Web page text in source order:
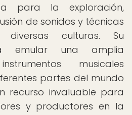
para la exploración,
de sonidos y técnicas
diversas culturas. Su
emular una amplia
musicales
partes del mundo
recurso invaluable para
y productores en la